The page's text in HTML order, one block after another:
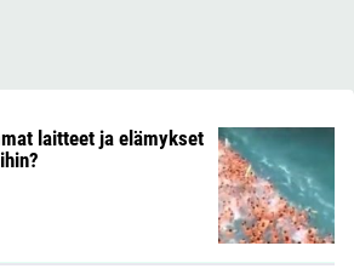
laitteet ja elämykset